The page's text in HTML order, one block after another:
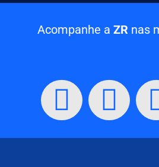
Acompanhe a ZR nas